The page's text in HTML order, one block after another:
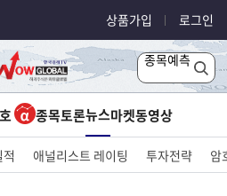
상품가입 로그인
종목예측
종목토론뉴스마켓동영상
적 애널리스트 레이팅 투자전략 암